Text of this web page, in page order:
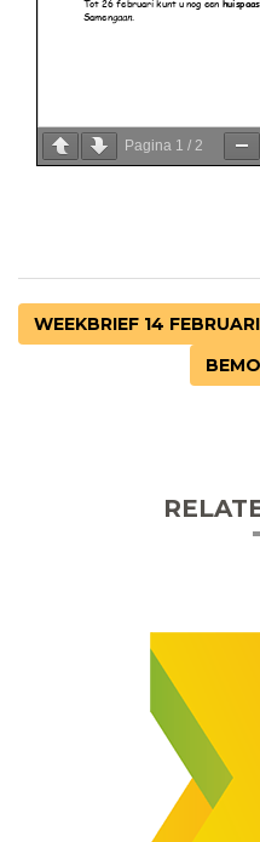
Pagina 1 / 2
WEEKBRIEF 14